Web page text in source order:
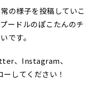
の様子を投稿していこ
ードルのぽこたんのチ
です。
、Instagram、
してください！